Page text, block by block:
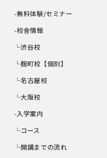
-無料体験/セミナー
-校舎情報
└渋谷校
└麹町校【個別】
└名古屋校
└大阪校
-入学案内
└コース
└開講までの流れ